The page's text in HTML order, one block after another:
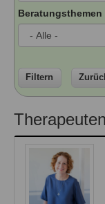
Qualität
Seminare
Information
Liste der
vergessen?
Anmelden
Sitemap
Links
Formular zur
Beratungsthemen
Filtern